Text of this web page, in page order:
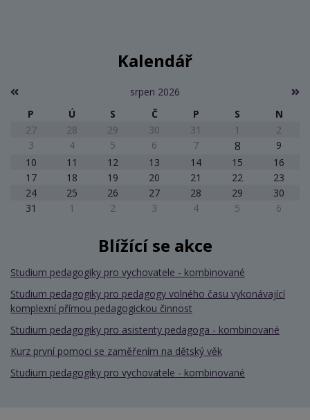
Kalendář
srpen 2026
P
Ú S Č P S
N
27
28 29 30 31 1
2
3
4 5 6 7 8
9
10
11 12 13 14 15
16
17
18 19 20 21 22
23
24
25 26 27 28 29
30
31
1 2 3 4 5 6
Blížící se akce
Studium pedagogiky pro vychovatele - kombinované
Studium pedagogiky pro pedagogy volného času vykonávající
komplexní přímou pedagogickou činnost
Studium pedagogiky pro asistenty pedagoga - kombinované
Kurz první pomoci se zaměřením na dětský věk
Studium pedagogiky pro vychovatele - kombinované